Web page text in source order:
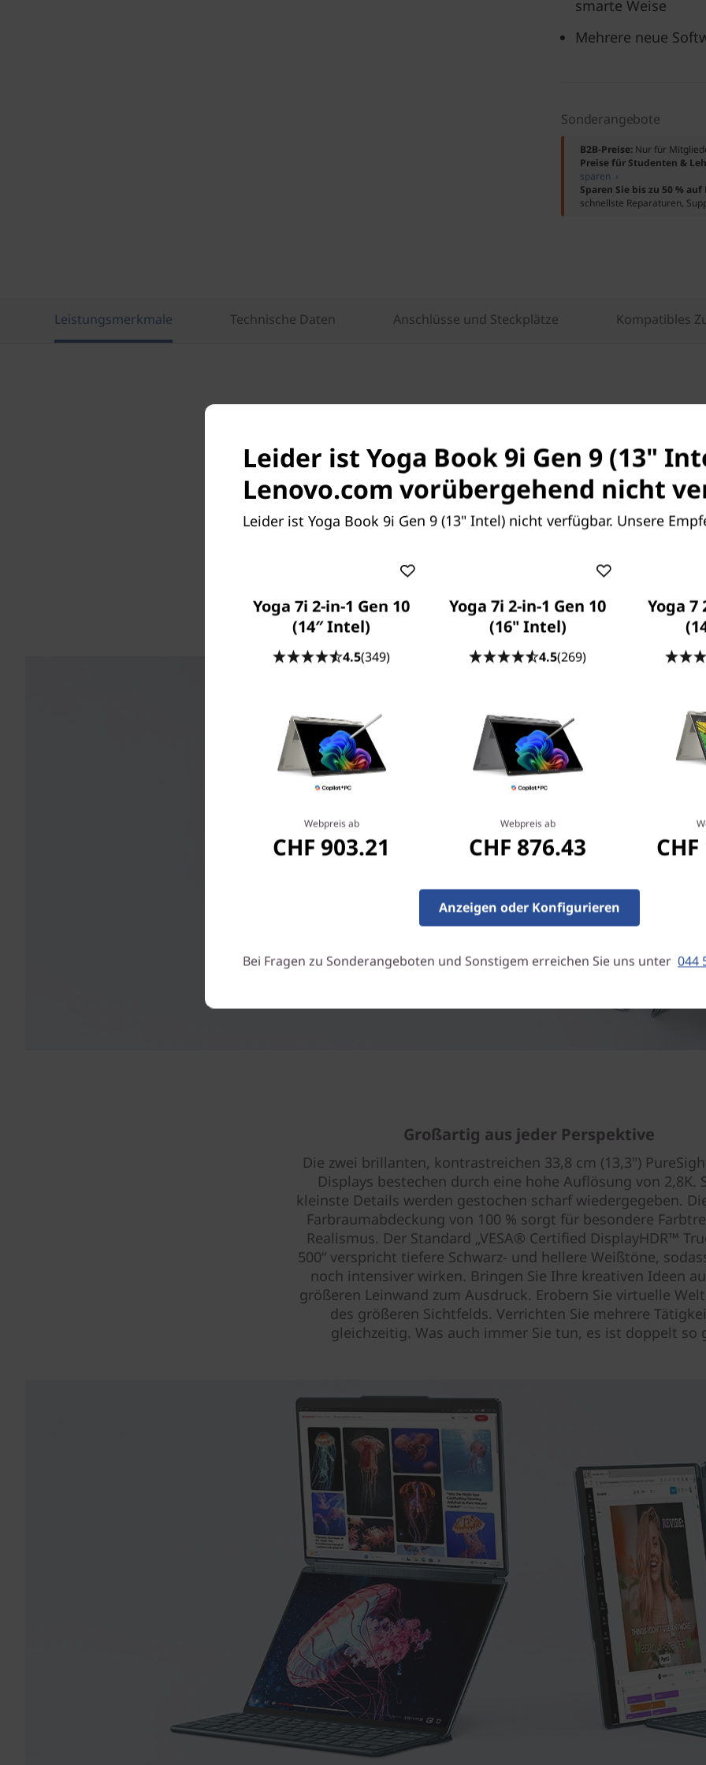
smarte Weise
Mehrere neue
Sonderangebote
B2B-Preise: Nur für
Preise für Studenten &
sparen ›
Sparen Sie bis zu 50 %
schnellste Reparaturen,
Leistungsmerkmale Technische Daten Anschlüsse und Steckplätze Kompatibles
Das Lenovo Yoga Book 9i Gen 9 (13″ Intel) mit dem
Evo™ Edition Core™ Ultra 7 Prozessor ist perfekt geeignet
die viel unterwegs sind. Die Machine-Learning-Funktionen
AI Engine+ beschleunigen Ihren kreativen Prozess, während
OLED-Displays die Produktivität steigern. Es handelt sich
wird Ihre Kreativität zweifelsohne befeuern. Dank langer
ununterbrochen produktiv sein.
Großartig aus jeder Perspektive
Die zwei brillanten, kontrastreichen 33,8 cm (13,3")
Displays bestechen durch eine hohe Auflösung von 2,8K.
kleinste Details werden gestochen scharf wiedergegeben.
Farbraumabdeckung von 100 % sorgt für besondere
Realismus. Der Standard „VESA® Certified DisplayHDR™
500“ verspricht tiefere Schwarz- und hellere Weißtöne,
noch intensiver wirken. Bringen Sie Ihre kreativen Ideen
größeren Leinwand zum Ausdruck. Erobern Sie virtuelle
des größeren Sichtfelds. Verrichten Sie mehrere
gleichzeitig. Was auch immer Sie tun, es ist doppelt so
Leider ist Yoga Book 9i Gen 9 (13"
Lenovo.com vorübergehend nicht
Leider ist Yoga Book 9i Gen 9 (13" Intel) nicht verfügbar. Unsere
Yoga 7i 2-in-1 Gen 10
(14″ Intel)
4.5(349)
Webpreis ab
CHF 903.21
Yoga 7i 2-in-1 Gen 10
(16" Intel)
4.5(269)
Webpreis ab
CHF 876.43
Yoga 7
Anzeigen oder Konfigurieren
Bei Fragen zu Sonderangeboten und Sonstigem erreichen Sie uns unter 044